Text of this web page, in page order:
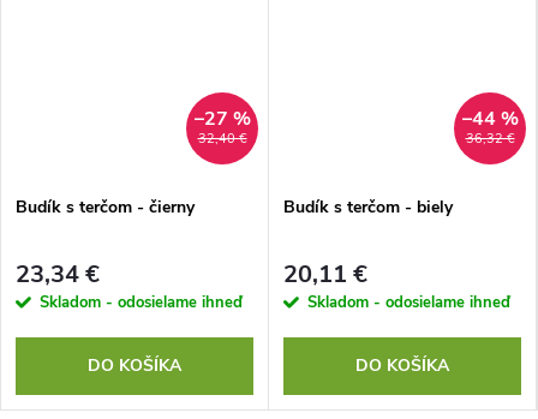
32,40 €
–27 %
Budík s terčom - čierny
23,34 €
Skladom - odosielame ihneď
DO KOŠÍKA
36,32 €
–44 %
Budík s terčom - biely
20,11 €
Skladom - odosielame ihneď
DO KOŠÍKA